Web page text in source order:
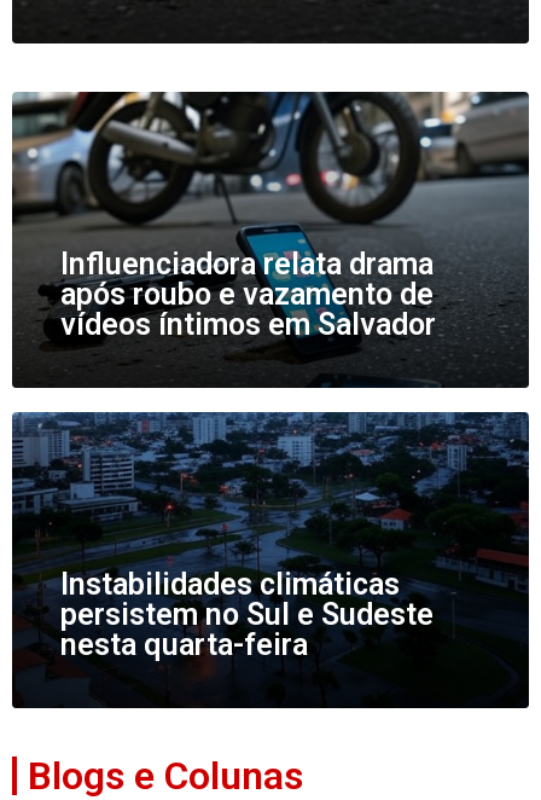
Influenciadora relata drama
após roubo e vazamento de
vídeos íntimos em Salvador
Instabilidades climáticas
persistem no Sul e Sudeste
nesta quarta-feira
Blogs e Colunas